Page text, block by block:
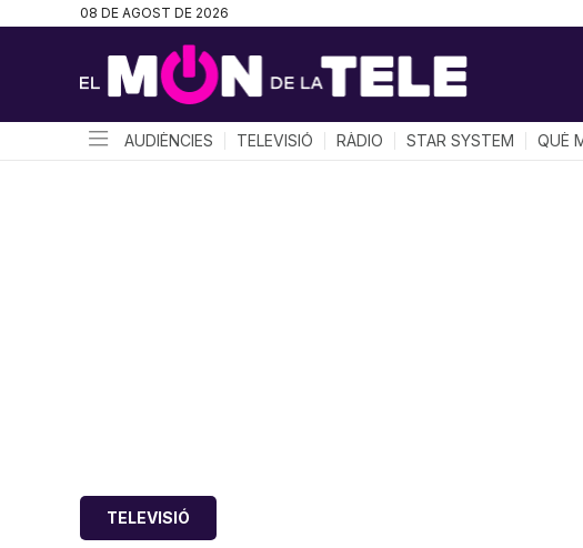
08 DE AGOST DE 2026
AUDIÈNCIES TELEVISIÓ RÀDIO STAR SYSTEM QUÈ
TELEVISIÓ